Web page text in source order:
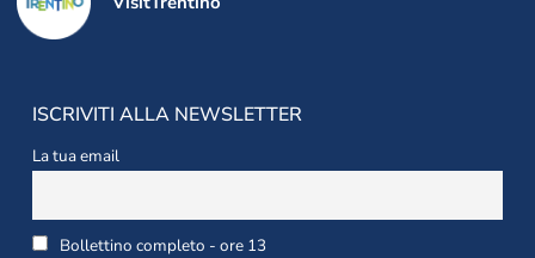
ISCRIVITI ALLA NEWSLETTER
La tua email
Bollettino completo - ore 13